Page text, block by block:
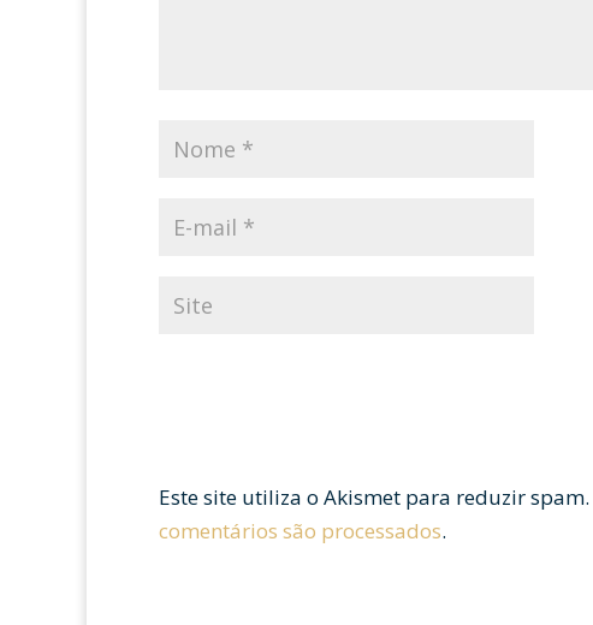
Este site utiliza o Akismet para reduzir spam.
comentários são processados.